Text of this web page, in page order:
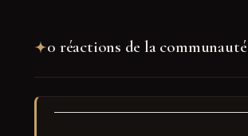
0 réactions de la communauté